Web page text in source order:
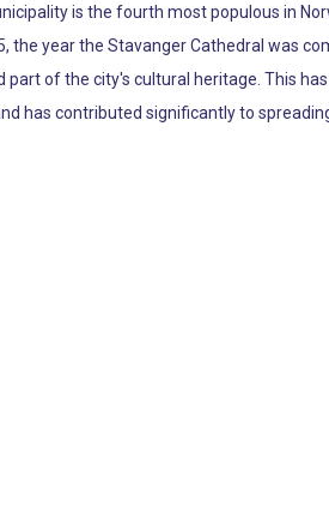
is the fourth most populous in
the year the Stavanger Cathedral was
of the city's cultural heritage. This
has contributed significantly to